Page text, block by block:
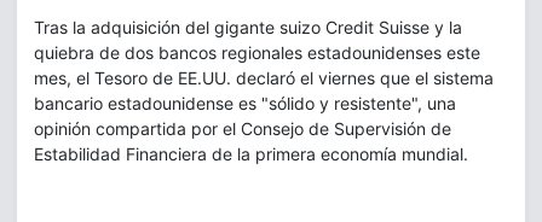
Tras la adquisición del gigante suizo Credit Suisse y la
quiebra de dos bancos regionales estadounidenses este
mes, el Tesoro de EE.UU. declaró el viernes que el sistema
bancario estadounidense es "sólido y resistente", una
opinión compartida por el Consejo de Supervisión de
Estabilidad Financiera de la primera economía mundial.